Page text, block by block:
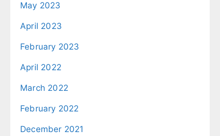
May 2023
April 2023
February 2023
April 2022
March 2022
February 2022
December 2021